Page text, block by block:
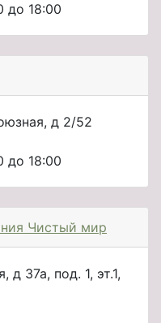
до 18:00
д 2/52
до 18:00
Чистый мир
д 37а, под. 1, эт.1,